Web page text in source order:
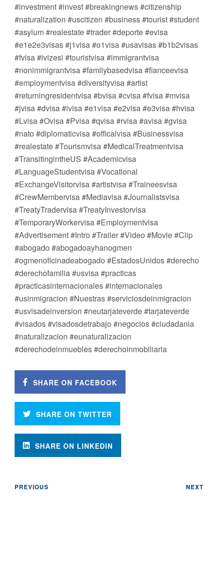
#investment #invest #breakingnews #citizenship
#naturalization #uscitizen #business #tourist #student
#asylum #realestate #trader #deporte #evisa
#e1e2e3visas #j1visa #o1visa #usavisas #b1b2visas
#fvisa #ivizesi #touristvisa #immigrantvisa
#nonimmigrantvisa #familybasedvisa #fianceevisa
#employmentvisa #diversityvisa #artist
#returningresidentvisa #bvisa #cvisa #fvisa #mvisa
#jvisa #dvisa #ivisa #e1visa #e2visa #e3visa #hvisa
#Lvisa #Ovisa #Pvisa #qvisa #rvisa #avisa #gvisa
#nato #diplomaticvisa #officalvisa #Businessvisa
#realestate #Tourismvisa #MedicalTreatmentvisa
#TransitingintheUS #Academicvisa
#LanguageStudentvisa #Vocational
#ExchangeVisitorvisa #artistvisa #Traineesvisa
#CrewMembervisa #Mediavisa #Journalistsvisa
#TreatyTradervisa #TreatyInvestorvisa
#TemporaryWorkervisa #Employmentvisa
#Advertisement #Intro #Trailer #Video #Movie #Clip
#abogado #abogadoayhanogmen
#ogmenoficinadeabogado #EstadosUnidos #derecho
#derechofamilia #usvisa #practicas
#practicasinternacionales #internacionales
#usinmigracion #Nuestras #serviciosdeinmigracion
#usvisadeinversion #neutarjateverde #tarjateverde
#visados #visadosdetrabajo #negocios #ciudadania
#naturalizacion #eunaturalizacion
#derechodeinmuebles #derechoinmobiliaria
SHARE ON FACEBOOK
SHARE ON TWITTER
SHARE ON LINKEDIN
PREVIOUS NEXT